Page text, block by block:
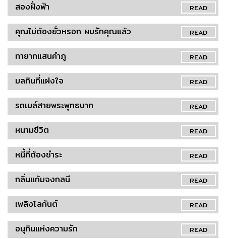
READ
สองฝั่งฟ้า
READ
คุณไม่ต้องยั่วหรอก ผมรักคุณแล้ว
READ
ทายาทแสนคำภู
READ
มลทินที่แฝงใจ
READ
รถเมล์สายพระพุทธบาท
READ
หนามชีวิต
READ
หนี้ที่ต้องชำระ
READ
กลิ่นแก้มจงกลนี
READ
เพลิงโลกันต์
READ
อนุทินแห่งความรัก